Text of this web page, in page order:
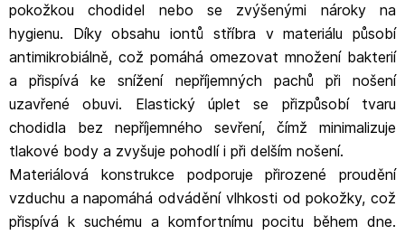
pokožkou chodidel nebo se zvýšenými nároky na
hygienu. Díky obsahu iontů stříbra v materiálu působí
antimikrobiálně, což pomáhá omezovat množení bakterií
a přispívá ke snížení nepříjemných pachů při nošení
uzavřené obuvi. Elastický úplet se přizpůsobí tvaru
chodidla bez nepříjemného sevření, čímž minimalizuje
tlakové body a zvyšuje pohodlí i při delším nošení.
Materiálová konstrukce podporuje přirozené proudění
vzduchu a napomáhá odvádění vlhkosti od pokožky, což
přispívá k suchému a komfortnímu pocitu během dne.